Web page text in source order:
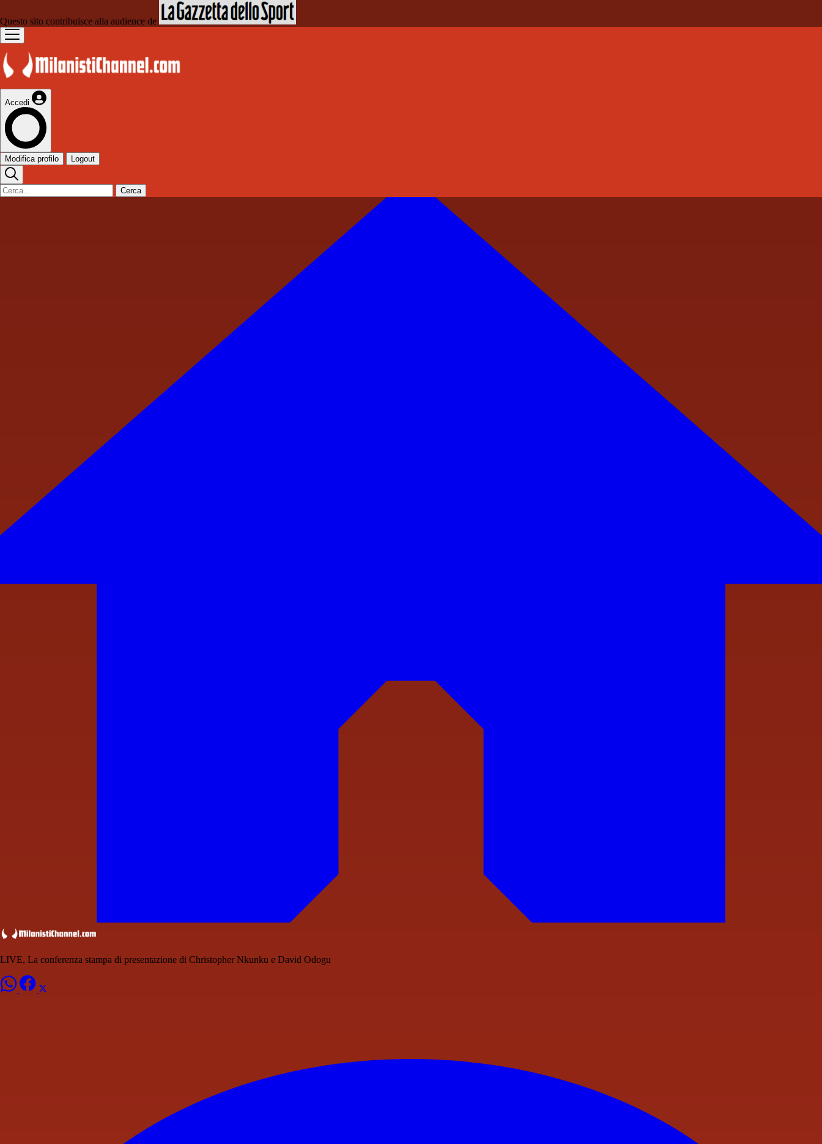
Questo sito contribuisce alla audience de
Accedi
Modifica profilo Logout
Cerca
LIVE, La conferenza stampa di presentazione di Christopher Nkunku e David Odogu